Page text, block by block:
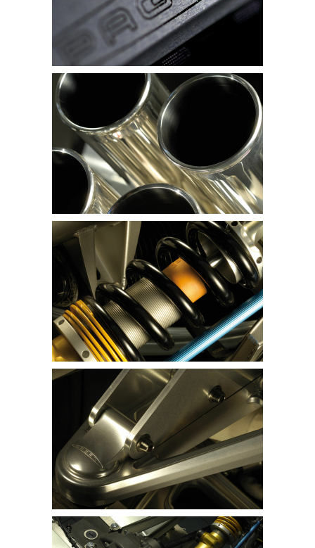
Wir vermuten, es handelt sich um eineTracktool-
Variantedes V12-Renners, der ja bereits
serienmäßig mit einem 730 PS und 1.000
Newtonmeter straken Sechsliter-Biturbo-Aggregat
daher kommt und mit einem Kampfgewicht von
1.350 Kilogramm auch nicht gerade ein fetter Klops
Der Vorgänger – der Pagani Zonda R